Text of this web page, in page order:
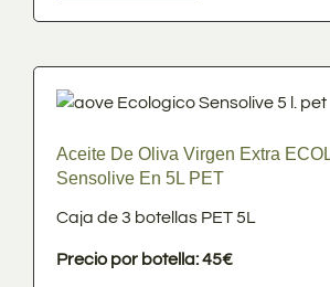
Aceite De Oliva Virgen Extra
Sensolive En 5L PET
Caja de 3 botellas PET 5L
Precio por botella: 45€